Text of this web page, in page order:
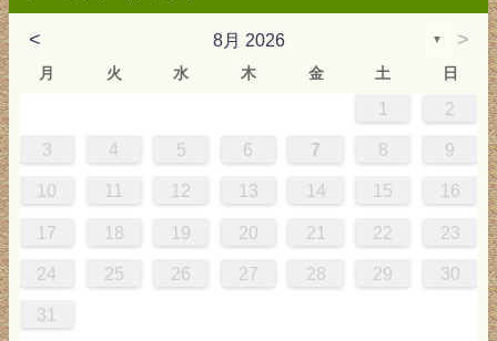
< 8月 2026 ▼ >
月 火 水 木 金 土 日
1 2
3 4 5 6 7 8 9
10 11 12 13 14 15 16
17 18 19 20 21 22 23
24 25 26 27 28 29 30
31